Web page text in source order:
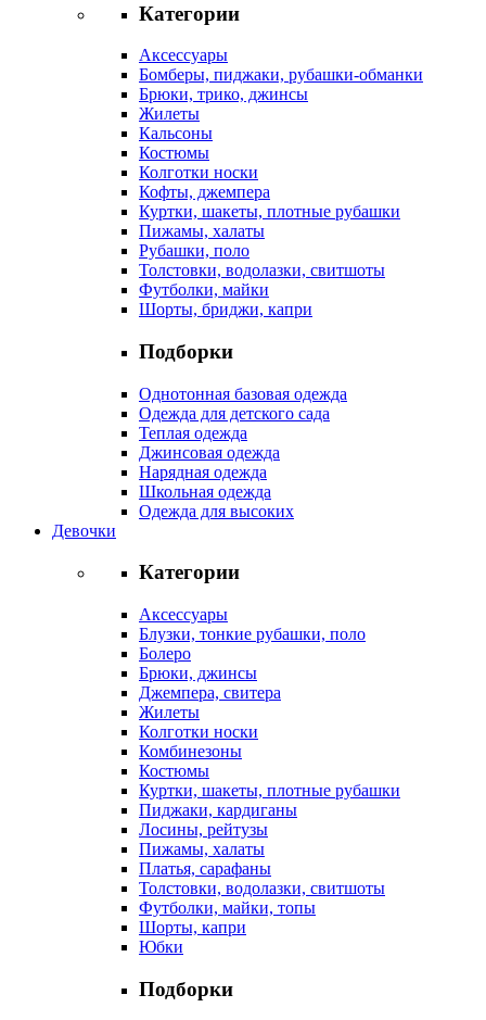
Категории
Аксессуары
Бомберы, пиджаки, рубашки-обманки
Брюки, трико, джинсы
Жилеты
Кальсоны
Костюмы
Колготки носки
Кофты, джемпера
Куртки, шакеты, плотные рубашки
Пижамы, халаты
Рубашки, поло
Толстовки, водолазки, свитшоты
Футболки, майки
Шорты, бриджи, капри
Подборки
Однотонная базовая одежда
Одежда для детского сада
Теплая одежда
Джинсовая одежда
Нарядная одежда
Школьная одежда
Одежда для высоких
Девочки
Категории
Аксессуары
Блузки, тонкие рубашки, поло
Болеро
Брюки, джинсы
Джемпера, свитера
Жилеты
Колготки носки
Комбинезоны
Костюмы
Куртки, шакеты, плотные рубашки
Пиджаки, кардиганы
Лосины, рейтузы
Пижамы, халаты
Платья, сарафаны
Толстовки, водолазки, свитшоты
Футболки, майки, топы
Шорты, капри
Юбки
Подборки